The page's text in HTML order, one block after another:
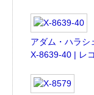
アダム・ハラシ
X-8639-40 | レ